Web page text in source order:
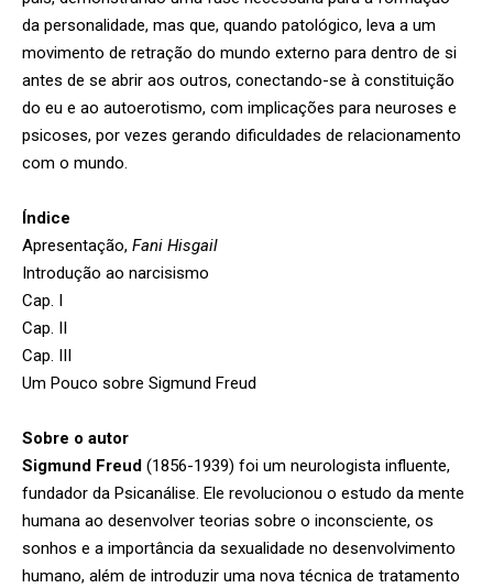
da personalidade, mas que, quando patológico, leva a um
movimento de retração do mundo externo para dentro de si
antes de se abrir aos outros, conectando-se à constituição
do eu e ao autoerotismo, com implicações para neuroses e
psicoses, por vezes gerando dificuldades de relacionamento
com o mundo.
Índice
Apresentação, Fani Hisgail
Introdução ao narcisismo
Cap. I
Cap. II
Cap. III
Um Pouco sobre Sigmund Freud
Sobre o autor
Sigmund Freud (1856-1939) foi um neurologista influente,
fundador da Psicanálise. Ele revolucionou o estudo da mente
humana ao desenvolver teorias sobre o inconsciente, os
sonhos e a importância da sexualidade no desenvolvimento
humano, além de introduzir uma nova técnica de tratamento